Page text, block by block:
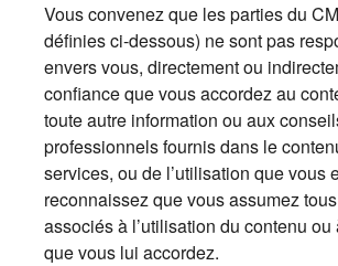
Vous convenez que les parties du
définies ci-dessous) ne sont pas
envers vous, directement ou
confiance que vous accordez au
toute autre information ou aux
professionnels fournis dans le
services, ou de l’utilisation que vous
reconnaissez que vous assumez
associés à l’utilisation du contenu
que vous lui accordez.